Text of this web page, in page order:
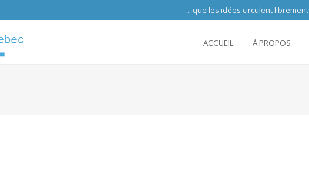
...que les idées circulent librement de l'un à
ACCUEIL À PROPOS